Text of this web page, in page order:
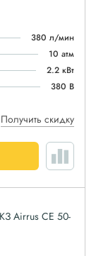
380 л/мин
10 атм
2.2 кВт
380 В
Получить скидку
Airrus CE 50-